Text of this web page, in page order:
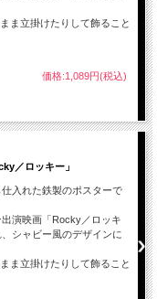
ま立掛けたりして飾ること
価格:1,089円(税込)
／ロッキー」
入れた鉄製のポスターで
演映画「Rocky／ロッキ
シャビー風のデザインに
ま立掛けたりして飾ること